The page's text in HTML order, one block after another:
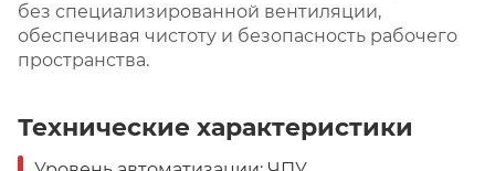
без специализированной вентиляции,
обеспечивая чистоту и безопасность рабочего
пространства.
Технические характеристики